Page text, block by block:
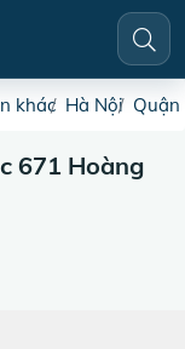
khác Hà Nội
671 Hoàng